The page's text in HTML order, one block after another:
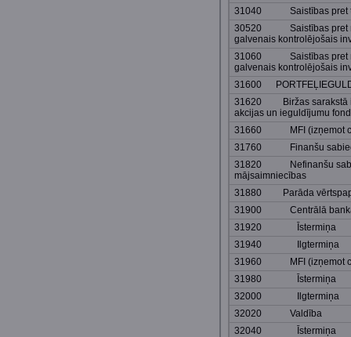
31040 Saistības pret
30520 Saistības pret
galvenais kontrolējošais
31060 Saistības pret
galvenais kontrolējošais
31600
31620 Biržas sarakstā
akcijas un ieguldījumu
31660 MFI (izņemot
31760 Finanšu
31820 Nefinanšu
mājsaimniecības
31880 Parāda
31900 Centrālā
31920 Īstermiņa
31940 Ilgtermiņa
31960 MFI (izņemot
31980 Īstermiņa
32000 Ilgtermiņa
32020 Valdība
32040 Īstermiņa